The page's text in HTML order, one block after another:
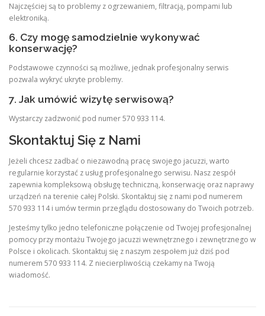
Najczęściej są to problemy z ogrzewaniem, filtracją, pompami lub
elektroniką.
6. Czy mogę samodzielnie wykonywać
konserwację?
Podstawowe czynności są możliwe, jednak profesjonalny serwis
pozwala wykryć ukryte problemy.
7. Jak umówić wizytę serwisową?
Wystarczy zadzwonić pod numer 570 933 114.
Skontaktuj Się z Nami
Jeżeli chcesz zadbać o niezawodną pracę swojego jacuzzi, warto
regularnie korzystać z usług profesjonalnego serwisu. Nasz zespół
zapewnia kompleksową obsługę techniczną, konserwację oraz naprawy
urządzeń na terenie całej Polski. Skontaktuj się z nami pod numerem
570 933 114 i umów termin przeglądu dostosowany do Twoich potrzeb.
Jesteśmy tylko jedno telefoniczne połączenie od Twojej profesjonalnej
pomocy przy montażu Twojego jacuzzi wewnętrznego i zewnętrznego w
Polsce i okolicach. Skontaktuj się z naszym zespołem już dziś pod
numerem 570 933 114. Z niecierpliwością czekamy na Twoją
wiadomość.